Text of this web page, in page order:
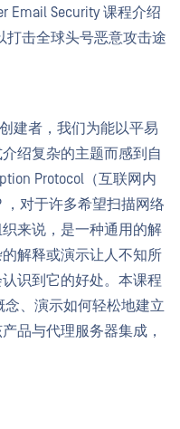
Email Security 课程介绍
打击全球头号恶意攻击途
创建者，我们为能以平易
绍复杂的主题而感到自
Protocol（互联网内
，对于许多希望扫描网络
来说，是一种通用的解
解释或演示让人不知所
识到它的好处。本课程
念、演示如何轻松地建立
品与代理服务器集成，